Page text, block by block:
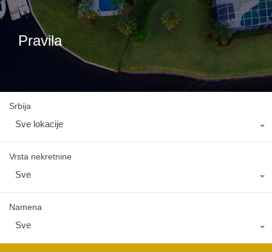
Pravila
Srbija
Sve lokacije
Vrsta nekretnine
Sve
Namena
Sve